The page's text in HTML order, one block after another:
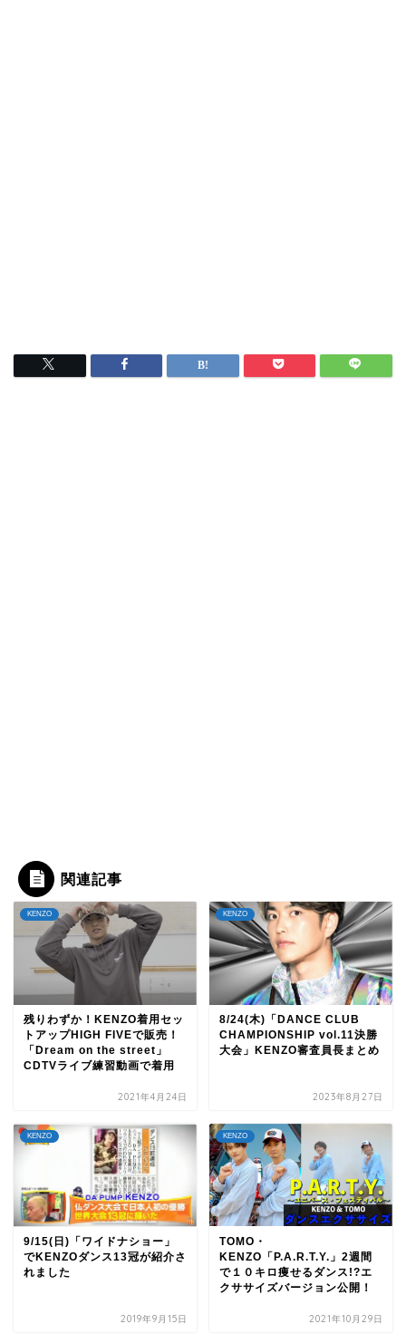
関連記事
KENZO
残りわずか！KENZO着用セッ
トアップHIGH FIVEで販売！
「Dream on the street」
CDTVライブ練習動画で着用
2021年4月24日
KENZO
8/24(木)「DANCE CLUB
CHAMPIONSHIP vol.11決勝
大会」KENZO審査員長まとめ
2023年8月27日
KENZO
9/15(日)「ワイドナショー」
でKENZOダンス13冠が紹介さ
れました
2019年9月15日
KENZO
TOMO・
KENZO「P.A.R.T.Y.」2週間
で１０キロ痩せるダンス!?エ
クササイズバージョン公開！
2021年10月29日